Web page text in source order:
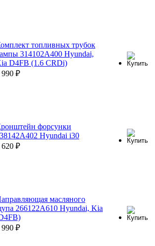
топливных трубок
314102A400 Hyundai,
D4FB (1.6 CRDi)
990 ₽
форсунки
Hyundai i30
620 ₽
масляного
266122A610 Hyundai, Kia
990 ₽